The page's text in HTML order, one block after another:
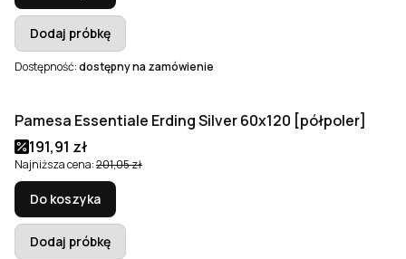
Dodaj próbkę
Dostępność:dostępny na zamówienie
Okazja
Pamesa Essentiale Erding Silver 60x120 [półpoler]
Cena promocyjna
191,91 zł
Najniższa cena:201,05 zł
Do koszyka
Dodaj próbkę